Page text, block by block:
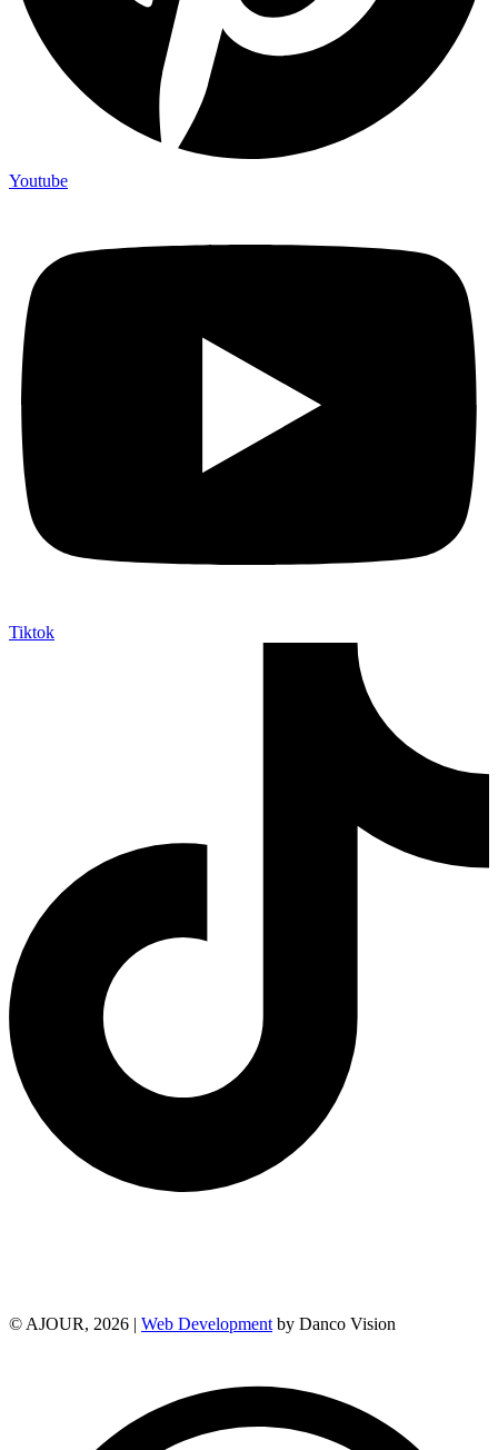
Youtube
Tiktok
© AJOUR, 2026 | Web Development by Danco Vision